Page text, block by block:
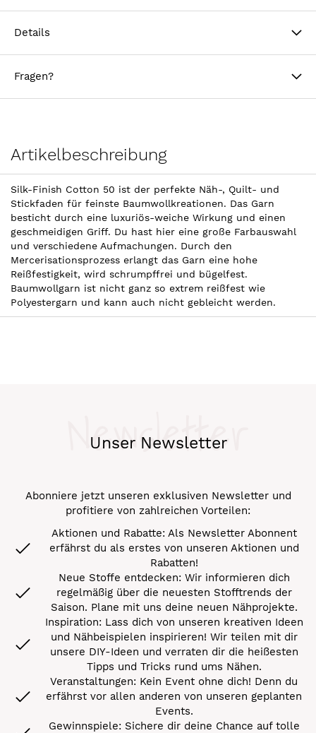
Details
Fragen?
Artikelbeschreibung
Silk-Finish Cotton 50 ist der perfekte Näh-, Quilt- und
Stickfaden für feinste Baumwollkreationen. Das Garn
besticht durch eine luxuriös-weiche Wirkung und einen
geschmeidigen Griff. Du hast hier eine große Farbauswahl
und verschiedene Aufmachungen. Durch den
Mercerisationsprozess erlangt das Garn eine hohe
Reißfestigkeit, wird schrumpffrei und bügelfest.
Baumwollgarn ist nicht ganz so extrem reißfest wie
Polyestergarn und kann auch nicht gebleicht werden.
Unser Newsletter
Newsletter
Abonniere jetzt unseren exklusiven Newsletter und
profitiere von zahlreichen Vorteilen:
Aktionen und Rabatte: Als Newsletter Abonnent
erfährst du als erstes von unseren Aktionen und
Rabatten!
Neue Stoffe entdecken: Wir informieren dich
regelmäßig über die neuesten Stofftrends der
Saison. Plane mit uns deine neuen Nähprojekte.
Inspiration: Lass dich von unseren kreativen Ideen
und Nähbeispielen inspirieren! Wir teilen mit dir
unsere DIY-Ideen und verraten dir die heißesten
Tipps und Tricks rund ums Nähen.
Veranstaltungen: Kein Event ohne dich! Denn du
erfährst vor allen anderen von unseren geplanten
Events.
Gewinnspiele: Sichere dir deine Chance auf tolle